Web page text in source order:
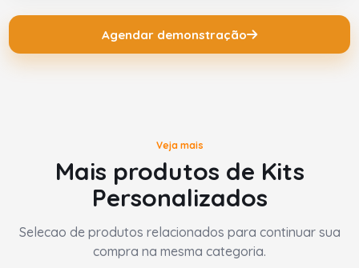
Agendar demonstração
Veja mais
Mais produtos de Kits
Personalizados
Selecao de produtos relacionados para continuar sua
compra na mesma categoria.